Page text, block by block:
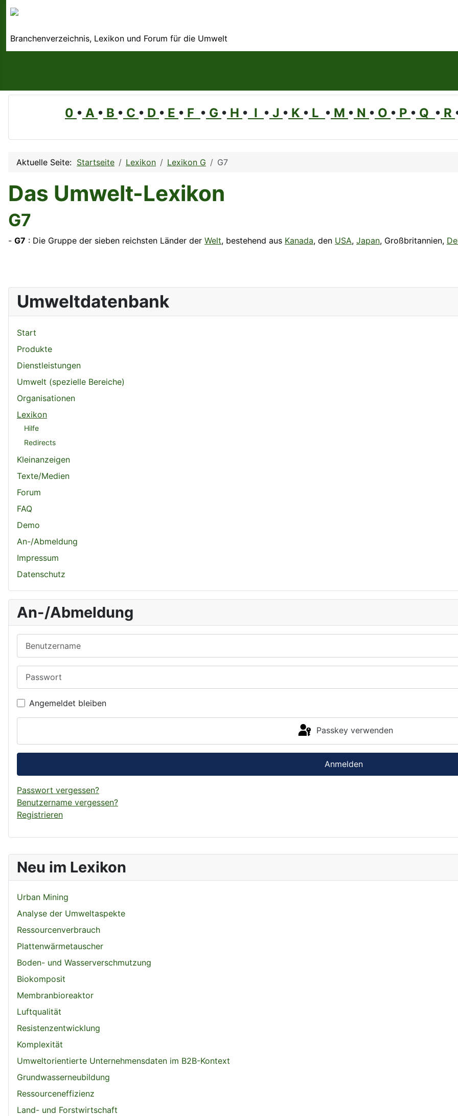
Branchenverzeichnis, Lexikon und Forum für die Umwelt
0 • A • B • C • D • E • F • G • H • I • J • K • L • M • N • O • P • Q • R
Neu im Lexikon
Urban Mining
Analyse der Umweltaspekte
Ressourcenverbrauch
Plattenwärmetauscher
Boden- und Wasserverschmutzung
Biokomposit
Membranbioreaktor
Luftqualität
Resistenzentwicklung
Komplexität
Umweltorientierte Unternehmensdaten im B2B-Kontext
Grundwasserneubildung
Ressourceneffizienz
Land- und Forstwirtschaft
Aktuelle Seite: Startseite Lexikon Lexikon G G7
Das Umwelt-Lexikon
G7
- G7 : Die Gruppe der sieben reichsten Länder der Welt, bestehend aus Kanada, den USA, Japan, Großbritannien,
Umweltdatenbank
Start
Produkte
Dienstleistungen
Umwelt (spezielle Bereiche)
Organisationen
Lexikon
Hilfe
Redirects
Kleinanzeigen
Texte/Medien
Forum
FAQ
Demo
An-/Abmeldung
Impressum
Datenschutz
An-/Abmeldung
Angemeldet bleiben
Passkey verwenden
Anmelden
Passwort vergessen?
Benutzername vergessen?
Registrieren